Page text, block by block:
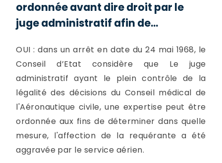
ordonnée avant dire droit par le
juge administratif afin de...
OUI : dans un arrêt en date du 24 mai 1968, le
Conseil d’Etat considère que Le juge
administratif ayant le plein contrôle de la
légalité des décisions du Conseil médical de
l'Aéronautique civile, une expertise peut être
ordonnée aux fins de déterminer dans quelle
mesure, l'affection de la requérante a été
aggravée par le service aérien.